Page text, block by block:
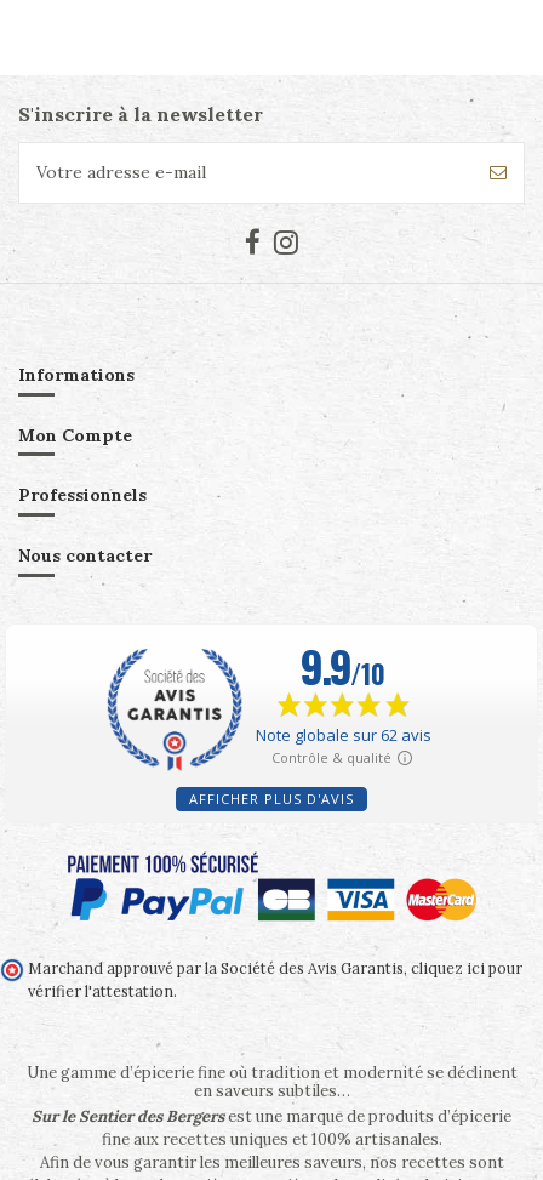
S'inscrire à la newsletter
Informations
Mon Compte
Professionnels
Nous contacter
AFFICHER PLUS D'AVIS
Marchand approuvé par la Société des Avis Garantis, cliquez ici pour
vérifier l'attestation.
Une gamme d’épicerie fine où tradition et modernité se déclinent
en saveurs subtiles…
Sur le Sentier des Bergersest une marque de produits d’épicerie
fine aux recettes uniques et 100% artisanales.
Afin de vous garantir les meilleures saveurs, nos recettes sont